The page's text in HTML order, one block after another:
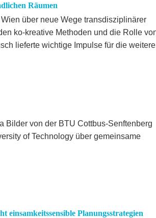
Räumen
über neue Wege transdisziplinärer
ko-kreative Methoden und die Rolle
lieferte wichtige Impulse für die weitere
Bilder von der BTU Cottbus-Senftenberg
of Technology über gemeinsame
einsamkeitssensible Planungsstrategien